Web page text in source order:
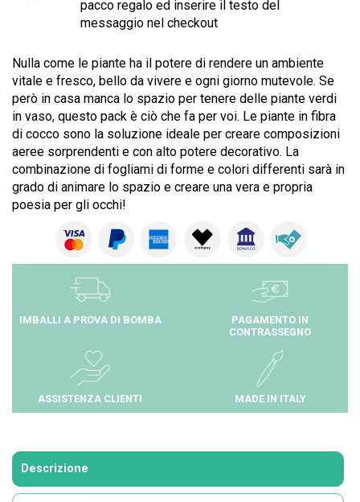
pacco regalo ed inserire il testo del
messaggio nel checkout
Nulla come le piante ha il potere di rendere un ambiente
vitale e fresco, bello da vivere e ogni giorno mutevole. Se
però in casa manca lo spazio per tenere delle piante verdi
in vaso, questo pack è ciò che fa per voi. Le piante in fibra
di cocco sono la soluzione ideale per creare composizioni
aeree sorprendenti e con alto potere decorativo. La
combinazione di fogliami di forme e colori differenti sarà in
grado di animare lo spazio e creare una vera e propria
poesia per gli occhi!
IMBALLI A PROVA DI BOMBA
PAGAMENTO IN
CONTRASSEGNO
ASSISTENZA CLIENTI MADE IN ITALY
Descrizione